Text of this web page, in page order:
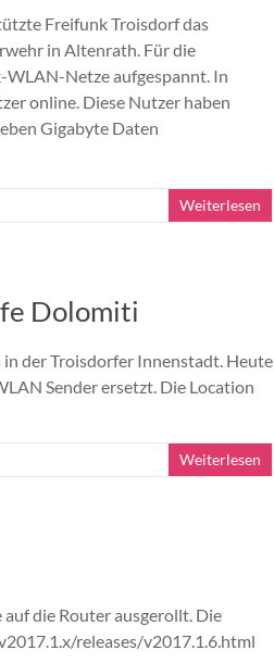
Freifunk Troisdorf das
in Altenrath. Für die
Netze aufgespannt. In
online. Diese Nutzer haben
Gigabyte Daten
Weiterlesen
Dolomiti
der Troisdorfer Innenstadt. Heute
Sender ersetzt. Die Location
Weiterlesen
die Router ausgerollt. Die
releases/v2017.1.6.html